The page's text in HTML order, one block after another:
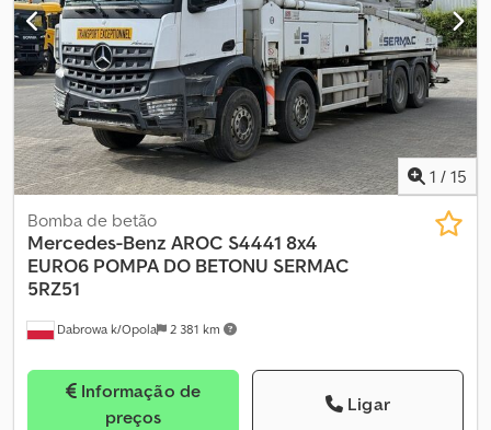
1 / 15
Dabrowa k/Opola 2 381 km
Bomba de betão
Mercedes-Benz AROC S4441 8x4
EURO6 POMPA DO BETONU SERMAC
5RZ51
Informação de
preços
Ligar